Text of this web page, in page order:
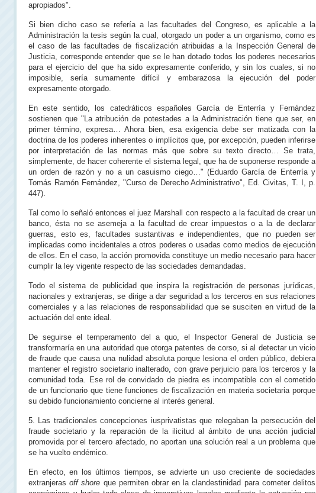
apropiados".
Si bien dicho caso se refería a las facultades del Congreso, es aplicable a la
Administración la tesis según la cual, otorgado un poder a un organismo, como es
el caso de las facultades de fiscalización atribuidas a la Inspección General de
Justicia, corresponde entender que se le han dotado todos los poderes necesarios
para el ejercicio del que ha sido expresamente conferido, y sin los cuales, si no
imposible, sería sumamente difícil y embarazosa la ejecución del poder
expresamente otorgado.
En este sentido, los catedráticos españoles García de Enterría y Fernández
sostienen que "La atribución de potestades a la Administración tiene que ser, en
primer término, expresa… Ahora bien, esa exigencia debe ser matizada con la
doctrina de los poderes inherentes o implícitos que, por excepción, pueden inferirse
por interpretación de las normas más que sobre su texto directo… Se trata,
simplemente, de hacer coherente el sistema legal, que ha de suponerse responde a
un orden de razón y no a un casuismo ciego…" (Eduardo García de Enterría y
Tomás Ramón Fernández, "Curso de Derecho Administrativo", Ed. Civitas, T. I, p.
447).
Tal como lo señaló entonces el juez Marshall con respecto a la facultad de crear un
banco, ésta no se asemeja a la facultad de crear impuestos o a la de declarar
guerras, esto es, facultades sustantivas e independientes, que no pueden ser
implicadas como incidentales a otros poderes o usadas como medios de ejecución
de ellos. En el caso, la acción promovida constituye un medio necesario para hacer
cumplir la ley vigente respecto de las sociedades demandadas.
Todo el sistema de publicidad que inspira la registración de personas jurídicas,
nacionales y extranjeras, se dirige a dar seguridad a los terceros en sus relaciones
comerciales y a las relaciones de responsabilidad que se susciten en virtud de la
actuación del ente ideal.
De seguirse el temperamento del a quo, el Inspector General de Justicia se
transformaría en una autoridad que otorga patentes de corso, si al detectar un vicio
de fraude que causa una nulidad absoluta porque lesiona el orden público, debiera
mantener el registro societario inalterado, con grave perjuicio para los terceros y la
comunidad toda. Ese rol de convidado de piedra es incompatible con el cometido
de un funcionario que tiene funciones de fiscalización en materia societaria porque
su debido funcionamiento concierne al interés general.
5. Las tradicionales concepciones iusprivatistas que relegaban la persecución del
fraude societario y la reparación de la ilicitud al ámbito de una acción judicial
promovida por el tercero afectado, no aportan una solución real a un problema que
se ha vuelto endémico.
En efecto, en los últimos tiempos, se advierte un uso creciente de sociedades
extranjerasoff shore que permiten obrar en la clandestinidad para cometer delitos